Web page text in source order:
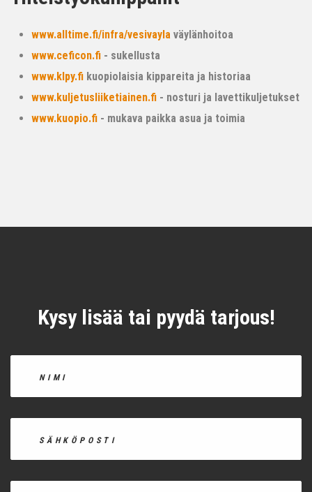
www.alltime.fi/infra/vesivayla väylänhoitoa
www.ceficon.fi - sukellusta
www.klpy.fi kuopiolaisia kippareita ja historiaa
www.kuljetusliiketiainen.fi - nosturi ja lavettikuljetukset
www.kuopio.fi - mukava paikka asua ja toimia
Kysy lisää tai pyydä tarjous!